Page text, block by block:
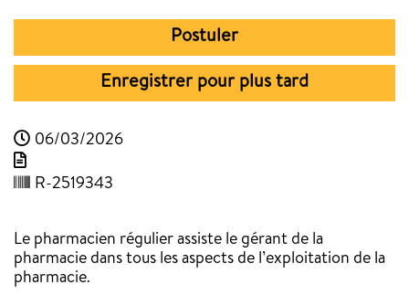
Postuler
Enregistrer pour plus tard
06/03/2026
R-2519343
Le pharmacien régulier assiste le gérant de la
pharmacie dans tous les aspects de l’exploitation de la
pharmacie.